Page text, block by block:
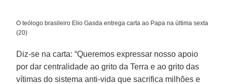
O teólogo brasileiro Elio Gasda entrega carta ao Papa na última sexta
(20)
Diz-se na carta: “Queremos expressar nosso apoio
por dar centralidade ao grito da Terra e ao grito das
vítimas do sistema anti-vida que sacrifica milhões e